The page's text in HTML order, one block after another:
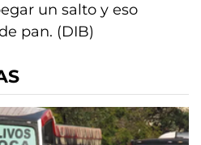
un salto y eso
pan. (DIB)